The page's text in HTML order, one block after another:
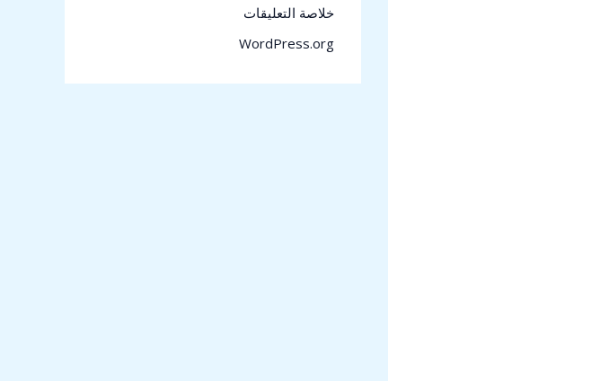
خلاصة التعليقات
WordPress.org